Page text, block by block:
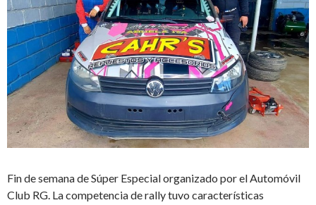
Fin de semana de Súper Especial organizado por el Automóvil
Club RG. La competencia de rally tuvo características